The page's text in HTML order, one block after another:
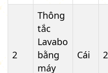
2
Thông
tắc
Lavabo
bằng
máy
Cái 2